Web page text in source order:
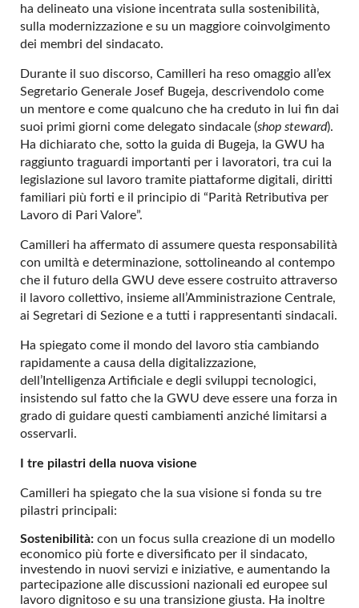
ha delineato una visione incentrata sulla sostenibilità,
sulla modernizzazione e su un maggiore coinvolgimento
dei membri del sindacato.
Durante il suo discorso, Camilleri ha reso omaggio all’ex
Segretario Generale Josef Bugeja, descrivendolo come
un mentore e come qualcuno che ha creduto in lui fin dai
suoi primi giorni come delegato sindacale (shop steward).
Ha dichiarato che, sotto la guida di Bugeja, la GWU ha
raggiunto traguardi importanti per i lavoratori, tra cui la
legislazione sul lavoro tramite piattaforme digitali, diritti
familiari più forti e il principio di “Parità Retributiva per
Lavoro di Pari Valore”.
Camilleri ha affermato di assumere questa responsabilità
con umiltà e determinazione, sottolineando al contempo
che il futuro della GWU deve essere costruito attraverso
il lavoro collettivo, insieme all’Amministrazione Centrale,
ai Segretari di Sezione e a tutti i rappresentanti sindacali.
Ha spiegato come il mondo del lavoro stia cambiando
rapidamente a causa della digitalizzazione,
dell’Intelligenza Artificiale e degli sviluppi tecnologici,
insistendo sul fatto che la GWU deve essere una forza in
grado di guidare questi cambiamenti anziché limitarsi a
osservarli.
I tre pilastri della nuova visione
Camilleri ha spiegato che la sua visione si fonda su tre
pilastri principali:
Sostenibilità: con un focus sulla creazione di un modello
economico più forte e diversificato per il sindacato,
investendo in nuovi servizi e iniziative, e aumentando la
partecipazione alle discussioni nazionali ed europee sul
lavoro dignitoso e su una transizione giusta. Ha inoltre